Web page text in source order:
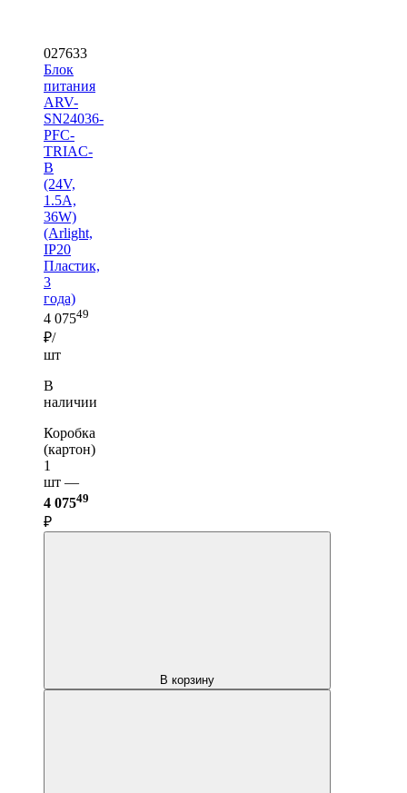
027633
Блок
питания
ARV-
SN24036-
PFC-
TRIAC-
B
(24V,
1.5A,
36W)
(Arlight,
IP20
Пластик,
3
года)
4 07549
₽/
шт
В
наличии
Коробка
(картон)
1
шт —
4 07549
₽
В корзину